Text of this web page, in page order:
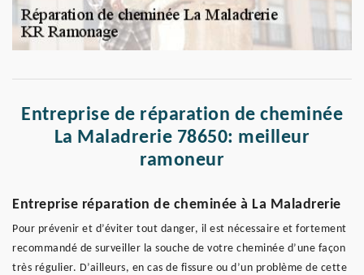
Entreprise de réparation de cheminée
La Maladrerie 78650: meilleur
ramoneur
Entreprise réparation de cheminée à La Maladrerie
Pour prévenir et d’éviter tout danger, il est nécessaire et fortement
recommandé de surveiller la souche de votre cheminée d’une façon
très régulier. D’ailleurs, en cas de fissure ou d’un problème de cette